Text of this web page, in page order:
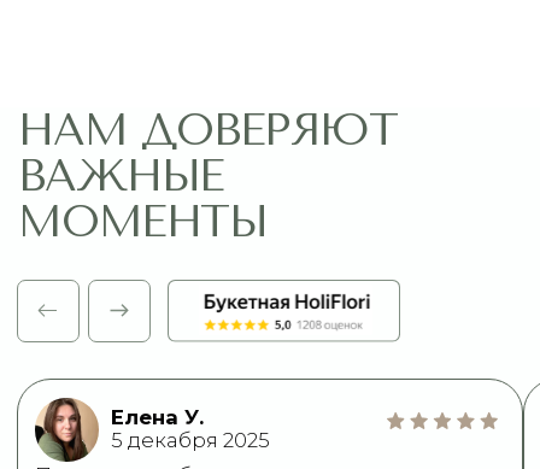
СВЯЖИТЕСЬ
С НАМИ
Выберите букет онлайн или просто
соберём красивый букет и оформим
доставку в удобное время
+7 (977) 090-73-44
Адрес магазина: